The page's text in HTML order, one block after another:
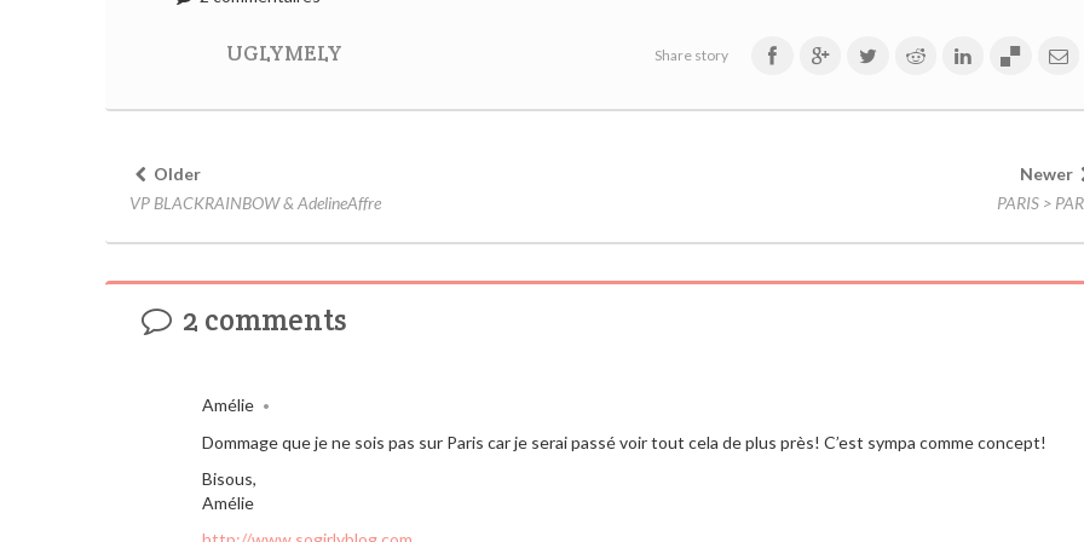
UGLYMELY Share story
Older
VP BLACKRAINBOW & AdelineAffre
Newer
PARIS >
2 comments
Amélie •
Dommage que je ne sois pas sur Paris car je serai passé voir tout cela de plus près! C’est sympa comme concept!
Bisous,
Amélie